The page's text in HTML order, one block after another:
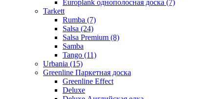
Europlank однополосная доска (7)
Tarkett
Rumba (7)
Salsa (24)
Salsa Premium (8)
Samba
Tango (11)
Urbania (15)
Greenline Паркетная доска
Greenline Effect
Deluxe